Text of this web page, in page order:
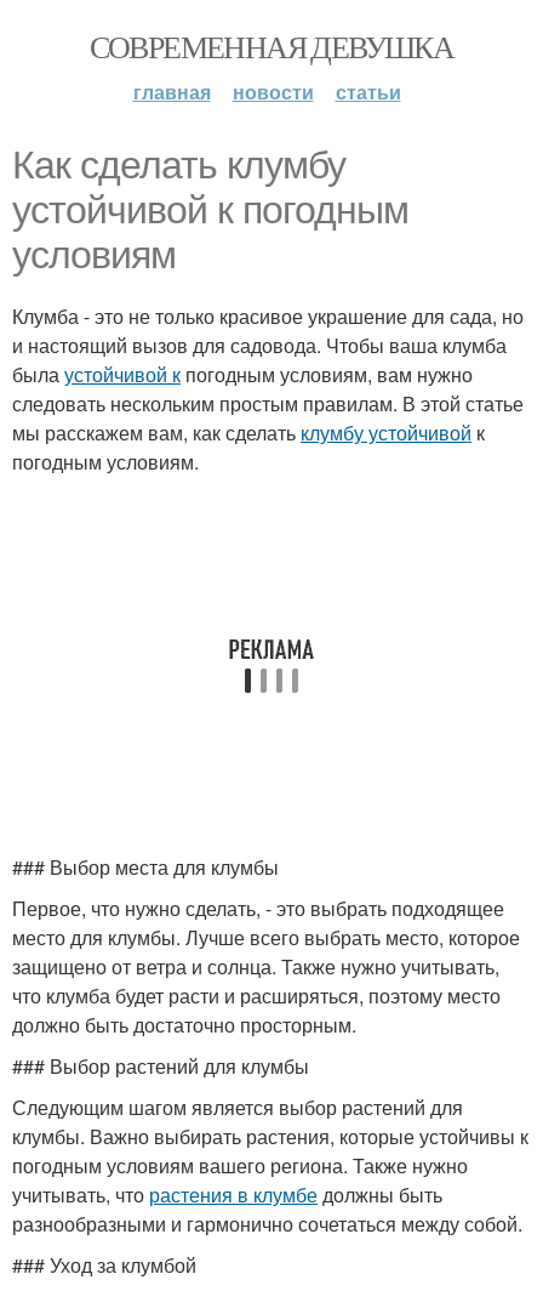
СОВРЕМЕННАЯ ДЕВУШКА
главная новости статьи
Как сделать клумбу
устойчивой к погодным
условиям
Клумба - это не только красивое украшение для сада, но
и настоящий вызов для садовода. Чтобы ваша клумба
былаустойчивой к погодным условиям, вам нужно
следовать нескольким простым правилам. В этой статье
мы расскажем вам, как сделать клумбу устойчивой к
погодным условиям.
### Выбор места для клумбы
Первое, что нужно сделать, - это выбрать подходящее
место для клумбы. Лучше всего выбрать место, которое
защищено от ветра и солнца. Также нужно учитывать,
что клумба будет расти и расширяться, поэтому место
должно быть достаточно просторным.
### Выбор растений для клумбы
Следующим шагом является выбор растений для
клумбы. Важно выбирать растения, которые устойчивы к
погодным условиям вашего региона. Также нужно
учитывать, что растения в клумбедолжны быть
разнообразными и гармонично сочетаться между собой.
### Уход за клумбой